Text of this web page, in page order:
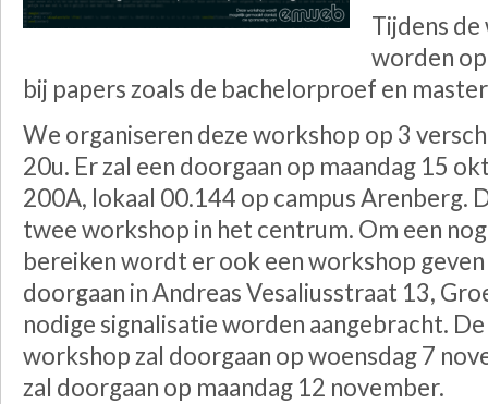
Tijdens
worden op
bij papers zoals de bachelorproef en
We organiseren deze workshop op 3
20u. Er zal een doorgaan op maandag 15
200A, lokaal 00.144 op campus Arenberg.
twee workshop in het centrum. Om een
bereiken wordt er ook een workshop
doorgaan in Andreas Vesaliusstraat 13,
nodige signalisatie worden aangebracht.
workshop zal doorgaan op woensdag 7
zal doorgaan op maandag 12 november.